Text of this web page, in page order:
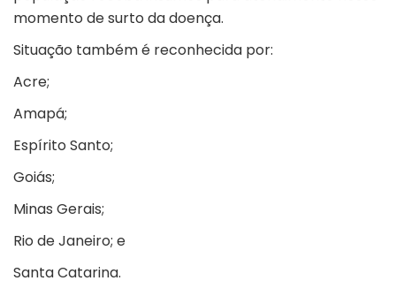
momento de surto da doença.
Situação também é reconhecida por:
Acre;
Amapá;
Espírito Santo;
Goiás;
Minas Gerais;
Rio de Janeiro; e
Santa Catarina.